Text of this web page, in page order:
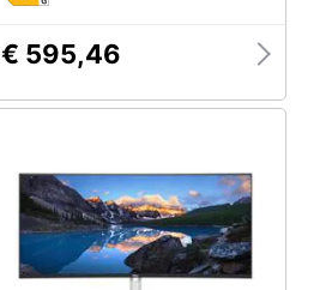
€ 595,46